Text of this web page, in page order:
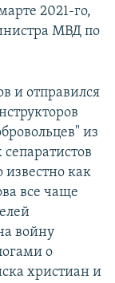
2021-го,
МВД по
и отправился
из
известно как
все чаще
войну
о
христиан и